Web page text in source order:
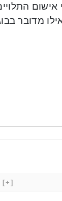
אישום
מדובר
[+]